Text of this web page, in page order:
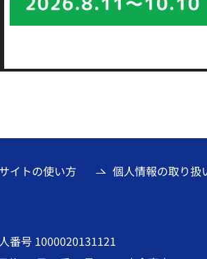
サイトの使い方 個人情報の取り扱
番号 1000020131121